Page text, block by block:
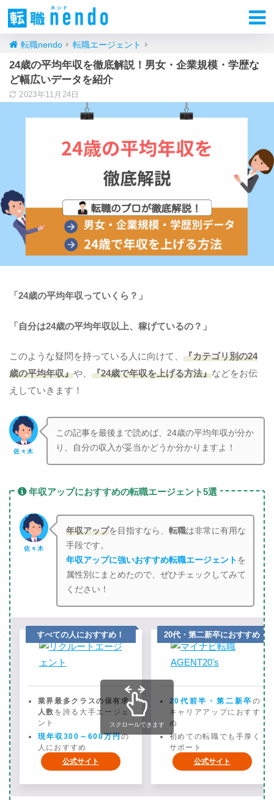
転職nendo 転職エージェント
24歳の平均年収を徹底解説！男女・企業規模・学歴な
ど幅広いデータを紹介
2023年11月24日
「24歳の平均年収っていくら？」
「自分は24歳の平均年収以上、稼げているの？」
このような疑問を持っている人に向けて、 『カテゴリ別の24
歳の平均年収』や、 『24歳で年収を上げる方法』などをお伝
えしていきます！
佐々木
この記事を最後まで読めば、24歳の平均年収が分か
り、自分の収入が妥当かどうか分かりますよ！
年収アップにおすすめの転職エージェント5選
佐々木
年収アップを目指すなら、転職は非常に有用な
手段です。
年収アップに強いおすすめ転職エージェント を
属性別にまとめたので、ぜひチェックしてみて
ください！
すべての人におすすめ！
業界最多クラスの保有求
人数 を誇る大手エージェ
ント
現年収300～600万円の
人におすすめ
公式サイト
20代・第二新卒におすすめ
20代前半・第二新卒の
キャリアアップにおすす
め
初めての転職でも手厚く
サポート
公式サイト
スクロールできます